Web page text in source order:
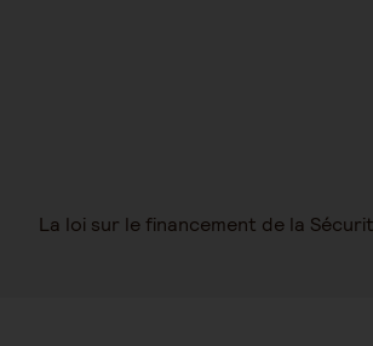
La loi sur le financement de la